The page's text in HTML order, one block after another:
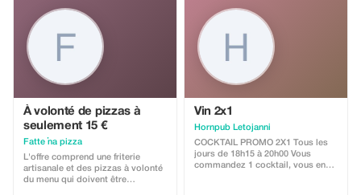
À volonté de pizzas à
seulement 15 €
Fatte ’na pizza
L'offre comprend une friterie
artisanale et des pizzas à volonté
du menu qui doivent être
Vin 2x1
Hornpub Letojanni
COCKTAIL PROMO 2X1 Tous les
jours de 18h15 à 20h00 Vous
commandez 1 cocktail, vous en